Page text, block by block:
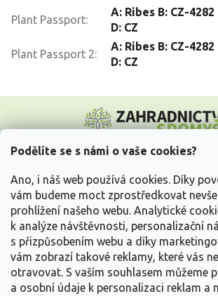
Podělíte se s námi o vaše cookies?
Ano, i náš web používá cookies. Díky
vám budeme moct zprostředkovat
prohlížení našeho webu. Analytické
k analýze návštěvnosti, personalizační
s přizpůsobením webu a díky
vám zobrazí takové reklamy, které vás
otravovat. S vaším souhlasem můžeme
a osobní údaje k personalizaci reklam a
Plant Passport:
A: Ribes B: CZ-4282
D: CZ
Plant Passport 2:
A: Ribes B: CZ-4282
D: CZ
p
Vše o nákupu
Informace pro Vás
Kontakujte nás